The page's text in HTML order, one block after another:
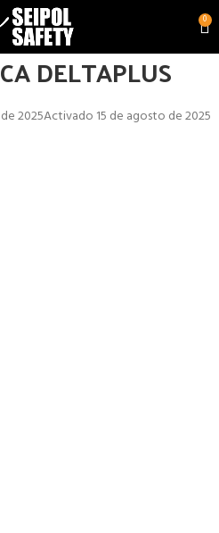
0
DELTAPLUS
2025Activado 15 de agosto de 2025